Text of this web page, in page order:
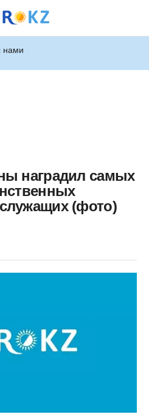
нами
наградил самых
(фото)